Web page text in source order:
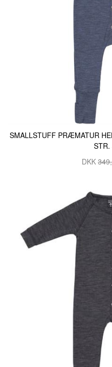
SMALLSTUFF PRÆMATUR
STR.
DKK